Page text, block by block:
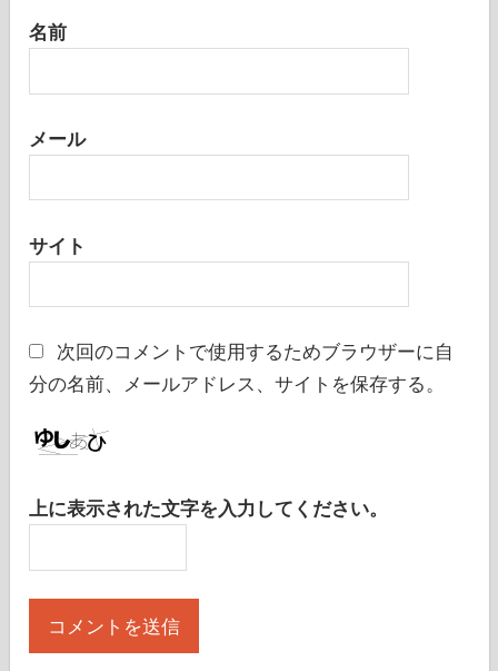
名前
メール
サイト
次回のコメントで使用するためブラウザーに自
分の名前、メールアドレス、サイトを保存する。
上に表示された文字を入力してください。